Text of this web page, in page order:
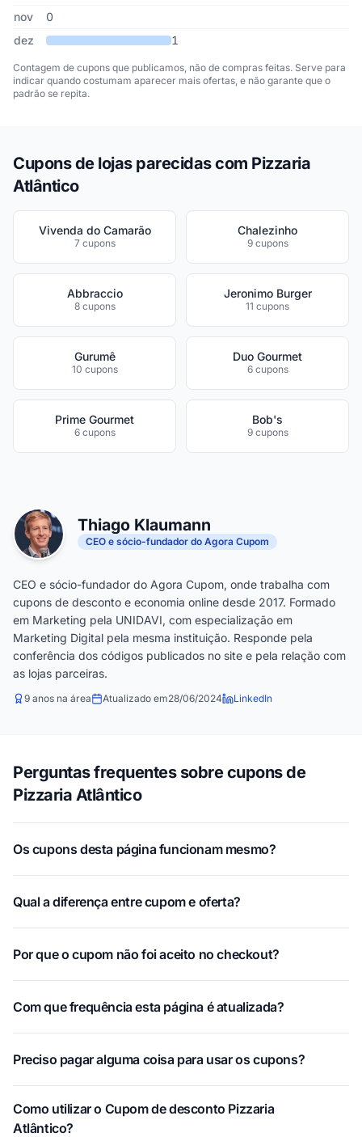
nov
0
dez
1
Contagem de cupons que publicamos, não de compras feitas. Serve para
indicar quando costumam aparecer mais ofertas, e não garante que o
padrão se repita.
Cupons de lojas parecidas com Pizzaria
Atlântico
Vivenda do Camarão
7 cupons
Chalezinho
9 cupons
Abbraccio
8 cupons
Jeronimo Burger
11 cupons
Gurumê
10 cupons
Duo Gourmet
6 cupons
Prime Gourmet
6 cupons
Bob's
9 cupons
Thiago Klaumann
CEO e sócio-fundador do Agora Cupom
CEO e sócio-fundador do Agora Cupom, onde trabalha com
cupons de desconto e economia online desde 2017. Formado
em Marketing pela UNIDAVI, com especialização em
Marketing Digital pela mesma instituição. Responde pela
conferência dos códigos publicados no site e pela relação com
as lojas parceiras.
9 anos na área Atualizado em28/06/2024 LinkedIn
Perguntas frequentes sobre cupons de
Pizzaria Atlântico
Os cupons desta página funcionam mesmo?
Qual a diferença entre cupom e oferta?
Por que o cupom não foi aceito no checkout?
Com que frequência esta página é atualizada?
Preciso pagar alguma coisa para usar os cupons?
Como utilizar o Cupom de desconto Pizzaria
Atlântico?